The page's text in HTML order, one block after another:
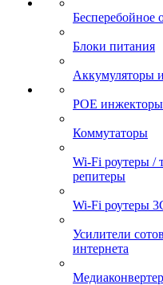
Бесперебойное
Блоки питания
Аккумуляторы
POE
Коммутаторы
Wi-Fi роутеры /
репитеры
Wi-Fi роутеры
Усилители
интернета